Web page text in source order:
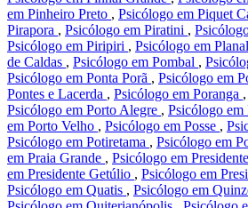
em Pinheiro Preto , Psicólogo em Piquet
Pirapora , Psicólogo em Piratini ,
Psicólogo em Piripiri , Psicólogo em
de Caldas , Psicólogo em Pombal ,
Psicólogo em Ponta Porã , Psicólogo em
Pontes e Lacerda , Psicólogo em Poranga ,
Psicólogo em Porto Alegre , Psicólogo
em Porto Velho , Psicólogo em Posse ,
Psicólogo em Potiretama , Psicólogo em
em Praia Grande , Psicólogo em
em Presidente Getúlio , Psicólogo em
Psicólogo em Quatis , Psicólogo em